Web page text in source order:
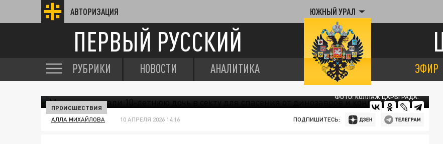
АВТОРИЗАЦИЯ ЮЖНЫЙ УРАЛ
ПЕРВЫЙ РУССКИЙ
РУБРИКИ НОВОСТИ АНАЛИТИКА ЭФИР
ФОТО: КОЛЛАЖ ЦАРЬГРАДА.
ПРОИСШЕСТВИЯ
АЛЛА МИХАЙЛОВА 10 АПРЕЛЯ 2026 14:16 ПОДПИШИТЕСЬ: